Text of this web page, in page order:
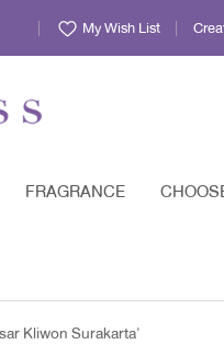
My Wish List
FRAGRANCE
Kliwon Surakarta'